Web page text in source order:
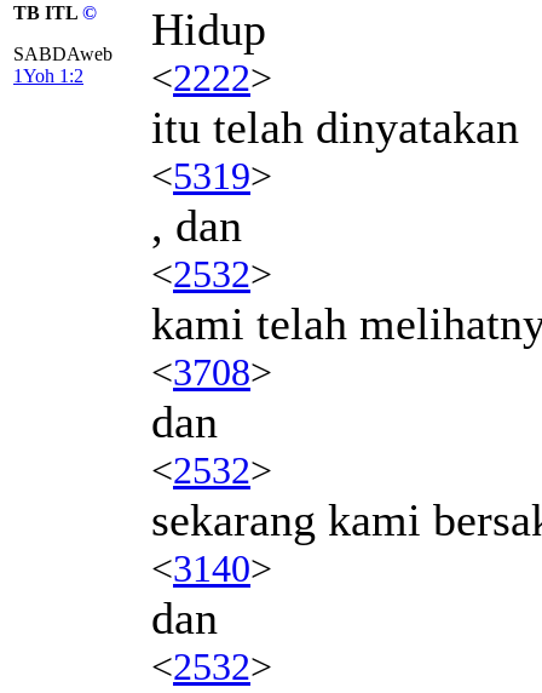
TB ITL ©
SABDAweb
1Yoh 1:2
Hidup
<2222>
itu telah dinyatakan
<5319>
, dan
<2532>
kami telah
<3708>
dan
<2532>
sekarang kami
<3140>
dan
<2532>